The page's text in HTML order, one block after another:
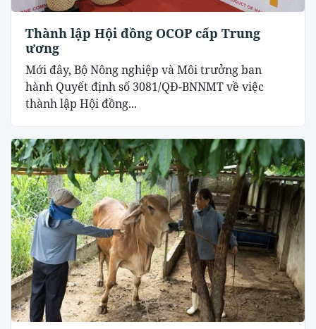
Thành lập Hội đồng OCOP cấp Trung
ương
Mới đây, Bộ Nông nghiệp và Môi trưởng ban
hành Quyết định số 3081/QĐ-BNNMT về việc
thành lập Hội đồng...